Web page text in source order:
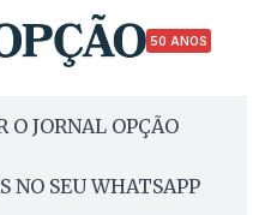
50 ANOS
O JORNAL OPÇÃO
NO SEU WHATSAPP